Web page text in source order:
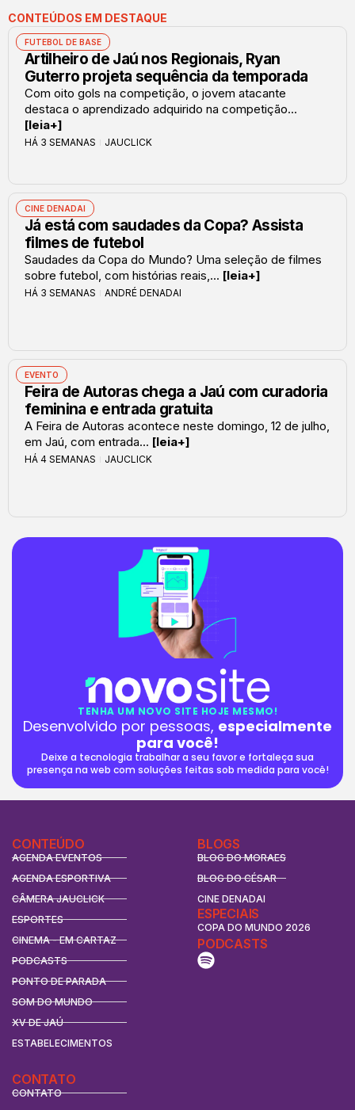
CONTEÚDOS EM DESTAQUE
FUTEBOL DE BASE
Artilheiro de Jaú nos Regionais, Ryan
Guterro projeta sequência da temporada
Com oito gols na competição, o jovem atacante
destaca o aprendizado adquirido na competição...
[leia+]
HÁ 3 SEMANAS JAUCLICK
CINE DENADAI
Já está com saudades da Copa? Assista
filmes de futebol
Saudades da Copa do Mundo? Uma seleção de filmes
sobre futebol, com histórias reais,... [leia+]
HÁ 3 SEMANAS ANDRÉ DENADAI
EVENTO
Feira de Autoras chega a Jaú com curadoria
feminina e entrada gratuita
A Feira de Autoras acontece neste domingo, 12 de julho,
em Jaú, com entrada... [leia+]
HÁ 4 SEMANAS JAUCLICK
TENHA UM NOVO SITE HOJE MESMO!
Desenvolvido por pessoas, especialmente
para você!
Deixe a tecnologia trabalhar a seu favor e fortaleça sua
presença na web com soluções feitas sob medida para você!
CONTEÚDO
AGENDA EVENTOS
AGENDA ESPORTIVA
CÂMERA JAUCLICK
ESPORTES
CINEMA - EM CARTAZ
PODCASTS
PONTO DE PARADA
SOM DO MUNDO
XV DE JAÚ
ESTABELECIMENTOS
BLOGS
BLOG DO MORAES
BLOG DO CÉSAR
CINE DENADAI
ESPECIAIS
COPA DO MUNDO 2026
CONTATO
CONTATO
PODCASTS